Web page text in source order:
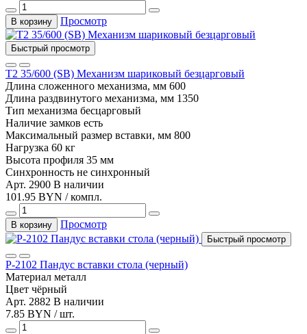
В корзину Просмотр
Быстрый просмотр
T2 35/600 (SB) Механизм шариковый безцарговый
Длина сложенного механизма, мм 600
Длина раздвинутого механизма, мм 1350
Тип механизма бесцарговый
Наличие замков есть
Максимальный размер вставки, мм 800
Нагрузка 60 кг
Высота профиля 35 мм
Синхронность не синхронный
Арт. 2900 В наличии
101.95 BYN / компл.
В корзину Просмотр
Быстрый просмотр
P-2102 Пандус вставки стола (черный)
Материал металл
Цвет чёрный
Арт. 2882 В наличии
7.85 BYN / шт.